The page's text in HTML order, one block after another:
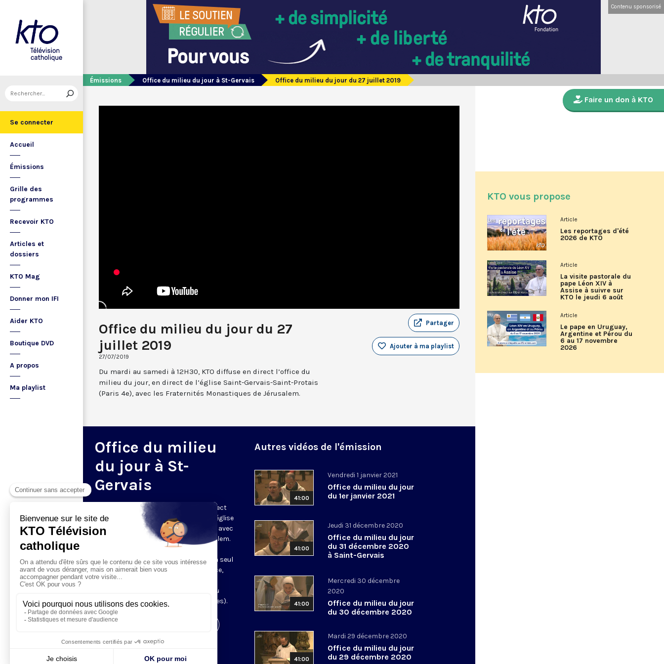
Se connecter
Accueil
Émissions
Grille des
programmes
Recevoir KTO
Articles et
dossiers
KTO Mag
Donner mon IFI
Aider KTO
Boutique DVD
A propos
Ma playlist
Contenu sponsorisé
Émissions Office du milieu du jour à St-Gervais Office du milieu du jour du 27 juillet 2019
Office du milieu du jour du 27
juillet 2019
27/07/2019
Partager
Ajouter à ma playlist
Du mardi au samedi à 12H30, KTO diffuse en direct l’office du
milieu du jour, en direct de l’église Saint-Gervais-Saint-Protais
(Paris 4e), avec les Fraternités Monastiques de Jérusalem.
Office du milieu
du jour à St-
Gervais
Du mardi au samedi, KTO diffuse en direct
l’office du milieu du jour, en direct de l’église
Saint-Gervais-Saint-Protais (Paris 4e), avec
les Fraternités Monastiques de Jérusalem.
L’Office du Milieu du Jour regroupe, en
particulier, «au milieu du jour» et en un seul
office, les heures monastiques de Tierce,
Sexte et None. Il permet à l’Église de
retrouver son Seigneur entre l’office du
matin (Laudes) et l’office du soir (Vêpres).
Autres vidéos de l'émission
41:00
Vendredi 1 janvier 2021
Office du milieu du jour
du 1er janvier 2021
41:00
Jeudi 31 décembre 2020
Office du milieu du jour
du 31 décembre 2020
à Saint-Gervais
41:00
Mercredi 30 décembre
2020
Office du milieu du jour
du 30 décembre 2020
41:00
Mardi 29 décembre 2020
Office du milieu du jour
du 29 décembre 2020
Faire un don à KTO
KTO vous propose
Article
Les reportages d'été
2026 de KTO
Article
La visite pastorale du
pape Léon XIV à
Assise à suivre sur
KTO le jeudi 6 août
Article
Le pape en Uruguay,
Argentine et Pérou du
6 au 17 novembre
2026